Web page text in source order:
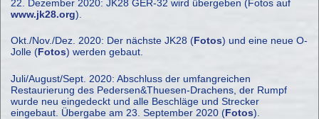
22. Dezember 2020: JK28 GER-32 wird übergeben (Fotos auf
www.jk28.org).
Okt./Nov./Dez. 2020: Der nächste JK28 (Fotos) und eine neue O-
Jolle (Fotos) werden gebaut.
Juli/August/Sept. 2020: Abschluss der umfangreichen
Restaurierung des Pedersen&Thuesen-Drachens, der Rumpf
wurde neu eingedeckt und alle Beschläge und Strecker
eingebaut. Übergabe am 23. September 2020 (Fotos).